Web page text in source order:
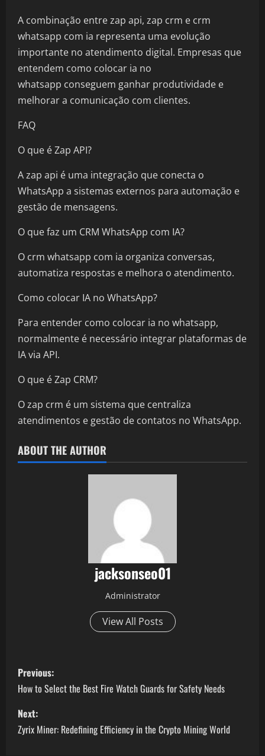
A combinação entre zap api, zap crm e crm
whatsapp com ia representa uma evolução
importante no atendimento digital. Empresas que
entendem como colocar ia no
whatsapp conseguem ganhar produtividade e
melhorar a comunicação com clientes.
FAQ
O que é Zap API?
A zap api é uma integração que conecta o
WhatsApp a sistemas externos para automação e
gestão de mensagens.
O que faz um CRM WhatsApp com IA?
O crm whatsapp com ia organiza conversas,
automatiza respostas e melhora o atendimento.
Como colocar IA no WhatsApp?
Para entender como colocar ia no whatsapp,
normalmente é necessário integrar plataformas de
IA via API.
O que é Zap CRM?
O zap crm é um sistema que centraliza
atendimentos e gestão de contatos no WhatsApp.
ABOUT THE AUTHOR
jacksonseo01
Administrator
View All Posts
P
o
s
t
Previous:
How to Select the Best Fire Watch Guards for Safety Needs
Next:
Zyrix Miner: Redefining Efficiency in the Crypto Mining World